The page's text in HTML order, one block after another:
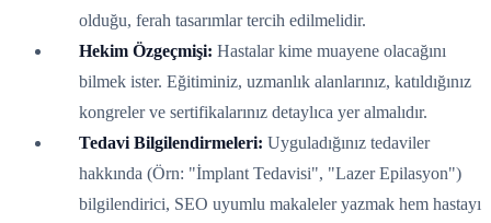
olduğu, ferah tasarımlar tercih edilmelidir.
Hekim Özgeçmişi: Hastalar kime muayene olacağını
bilmek ister. Eğitiminiz, uzmanlık alanlarınız, katıldığınız
kongreler ve sertifikalarınız detaylıca yer almalıdır.
Tedavi Bilgilendirmeleri: Uyguladığınız tedaviler
hakkında (Örn: "İmplant Tedavisi", "Lazer Epilasyon")
bilgilendirici, SEO uyumlu makaleler yazmak hem hastayı